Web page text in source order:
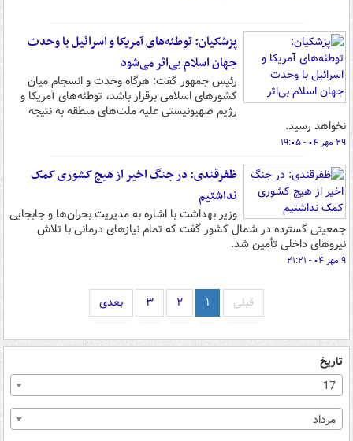
پزشکیان: توطئه‌های آمریکا و اسرائیل با وحدت
جهان اسلام بی‌اثر می‌شود
رئیس جمهور گفت: هرگاه وحدت و انسجام میان
کشورهای اسلامی برقرار باشد، توطئه‌های آمریکا و
رژیم صهیونیستی علیه ملت‌های منطقه به نتیجه
نخواهد رسید.
۲۹ مهر ۰۴ - ۱۹:۰۵
ظفرقندی: در جنگ اخیر از هیچ کشوری کمک
نداشتیم
وزیر بهداشت با اشاره به مدیریت بحران‌ها و جابجایی
جمعیتی گسترده در شمال کشور گفت که تمام نیازهای درمانی با تلاش
نیروهای داخلی تأمین شد.
۹ مهر ۰۴ - ۲۱:۲۱
قبلی ۱ ۲ ۳ بعدی
تاریخ
17
مرداد